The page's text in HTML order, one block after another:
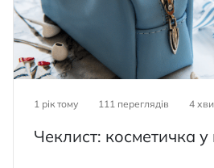
1 рік тому 111 переглядів 4
Чеклист: косметичка у